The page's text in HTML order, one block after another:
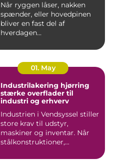
Når ryggen låser, nakken
spænder, eller hovedpinen
bliver en fast del af
hverdagen...
01. May
Industrilakering hjørring
stærke overflader til
industri og erhverv
Industrien i Vendsyssel stiller
store krav til udstyr,
maskiner og inventar. Når
stålkonstruktioner,...